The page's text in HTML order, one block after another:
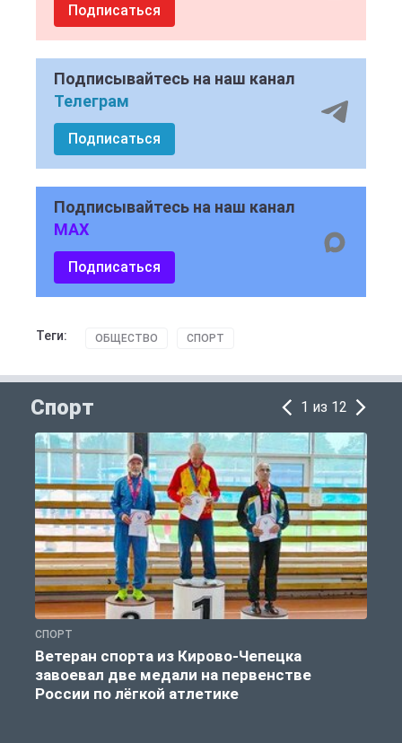
Подписаться
Подписывайтесь на наш канал
Телеграм
Подписаться
Подписывайтесь на наш канал
MAX
Подписаться
Теги: ОБЩЕСТВО СПОРТ
Спорт 1 из 12
СПОРТ
Ветеран спорта из Кирово-Чепецка
завоевал две медали на первенстве
России по лёгкой атлетике